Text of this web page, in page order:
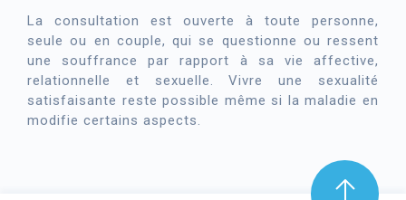
La consultation est ouverte à toute personne,
seule ou en couple, qui se questionne ou ressent
une souffrance par rapport à sa vie affective,
relationnelle et sexuelle. Vivre une sexualité
satisfaisante reste possible même si la maladie en
modifie certains aspects.